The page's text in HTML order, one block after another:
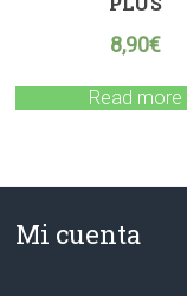
8,90€
Read more
Mi cuenta